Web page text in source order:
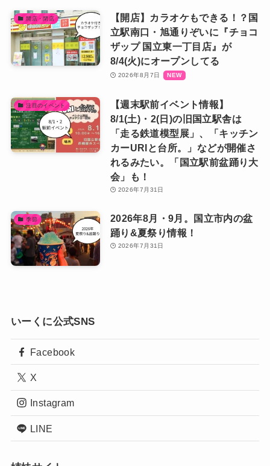
開店・閉店
【開店】カラオケもできる！？国
立駅南口・旭通りぞいに『チョコ
ザップ 国立東一丁目店』が
8/4(火)にオープンしてる
2026年8月7日
注目のイベント
【週末駅前イベント情報】
8/1(土)・2(日)の旧国立駅舎は
「走る鉄道模型展」、「キッチン
カーURIと台所。」などが開催さ
れるみたい。「国立駅前盆踊り大
会」も！
2026年7月31日
季節
2026年8月・9月。国立市内の盆
踊り&夏祭り情報！
2026年7月31日
いーくに公式SNS
Facebook
X
Instagram
LINE